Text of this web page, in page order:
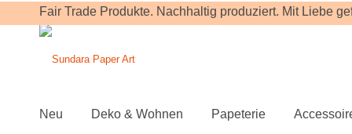
Fair Trade Produkte. Nachhaltig produziert. Mit Liebe
Neu Deko & Wohnen Papeterie